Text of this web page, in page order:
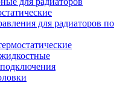
для радиаторов по